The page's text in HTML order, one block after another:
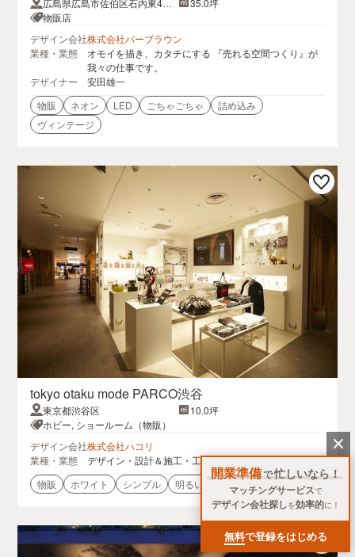
開業準備で忙しいなら！
マッチングサービスで
デザイン会社探しを効率的に！
無料で登録をはじめる
広島県広島市佐伯区石内東4丁
目1番1号
35.0坪
物販店
デザイン会社株式会社バーブラウン
業種・業態
オモイを描き、カタチにする 『売れる空間つくり』が
我々の仕事です。
デザイナー
安田雄一
物販
ネオン LED ごちゃごちゃ
詰め込み
ヴィンテージ
tokyo otaku mode PARCO渋谷
東京都渋谷区
10.0坪
ホビー, ショールーム（物販）
デザイン会社株式会社ハコリ
業種・業態
デザイン・設計＆施工・工事
物販
ホワイト シンプル 明るい 商業ビル 高層ビル